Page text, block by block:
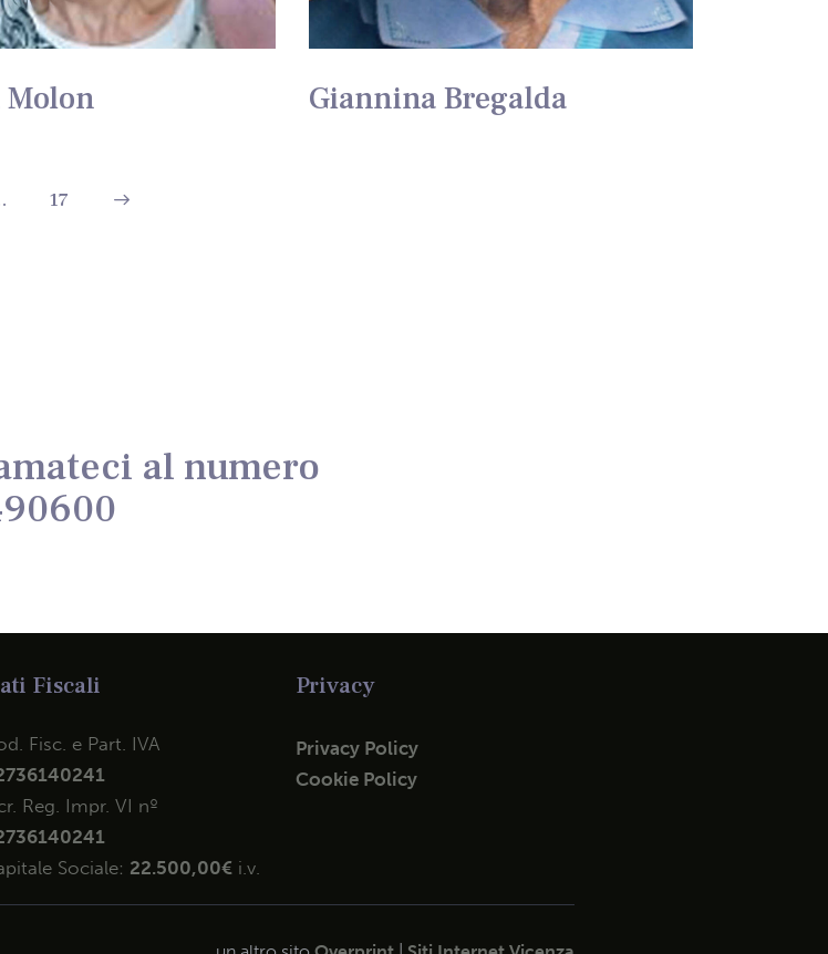
Molon Giannina Bregalda
17
al numero
Fiscali
Fisc. e Part. IVA
Reg. Impr. VI nº
Sociale: 22.500,00€ i.v.
Privacy
Privacy Policy
Cookie Policy